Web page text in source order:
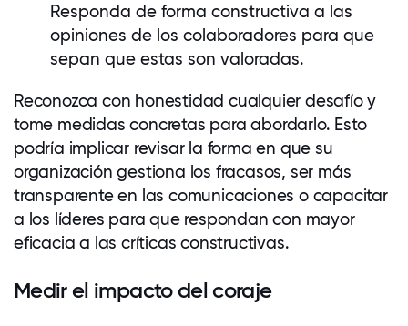
Responda de forma constructiva a las
opiniones de los colaboradores para que
sepan que estas son valoradas.
Reconozca con honestidad cualquier desafío y
tome medidas concretas para abordarlo. Esto
podría implicar revisar la forma en que su
organización gestiona los fracasos, ser más
transparente en las comunicaciones o capacitar
a los líderes para que respondan con mayor
eficacia a las críticas constructivas.
Medir el impacto del coraje